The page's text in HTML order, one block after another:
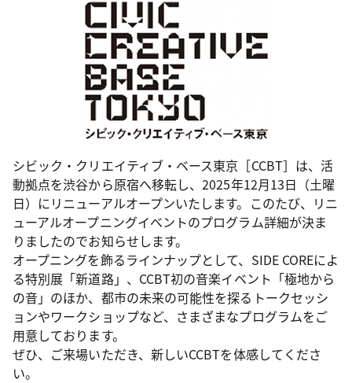
シビック・クリエイティブ・ベース東京［CCBT］は、活
動拠点を渋谷から原宿へ移転し、2025年12月13日（土曜
日）にリニューアルオープンいたします。このたび、リニ
ューアルオープニングイベントのプログラム詳細が決ま
りましたのでお知らせします。
オープニングを飾るラインナップとして、SIDE COREによ
る特別展「新道路」、CCBT初の音楽イベント「極地から
の音」のほか、都市の未来の可能性を探るトークセッシ
ョンやワークショップなど、さまざまなプログラムをご
用意しております。
ぜひ、ご来場いただき、新しいCCBTを体感してくださ
い。